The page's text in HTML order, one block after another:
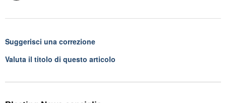
Suggerisci una correzione
Valuta il titolo di questo articolo